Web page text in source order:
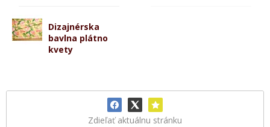
Dizajnérska
bavlna plátno
kvety
Zdieľať aktuálnu stránku